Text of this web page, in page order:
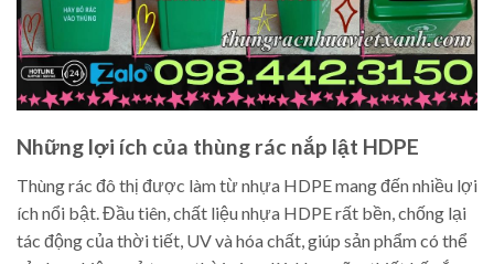
Những lợi ích của thùng rác nắp lật HDPE
Thùng rác đô thị được làm từ nhựa HDPE mang đến nhiều lợi
ích nổi bật. Đầu tiên, chất liệu nhựa HDPE rất bền, chống lại
tác động của thời tiết, UV và hóa chất, giúp sản phẩm có thể